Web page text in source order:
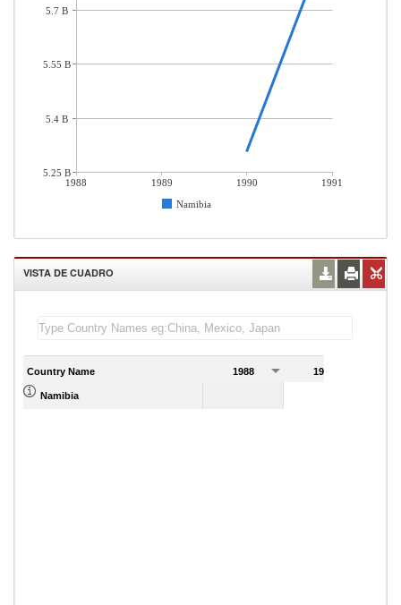
1988 1989 1990
1991
Namibia
5.7 B
5.55 B
5.4 B
5.25 B
VISTA DE CUADRO
Country Name 1988 1989
Namibia